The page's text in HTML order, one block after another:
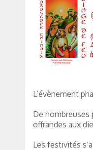
L’évènement
De nombreuses
offrandes aux
Les festivités